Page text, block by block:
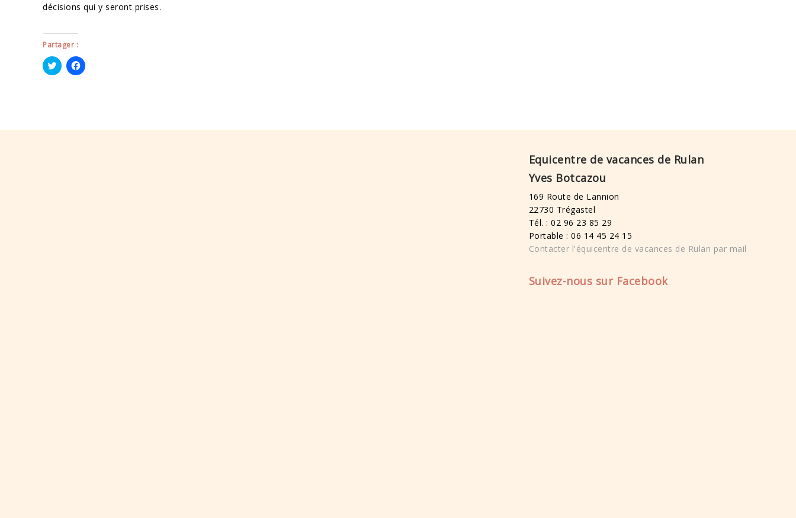
décisions qui y seront prises.
Partager :
Cliquez
nouvelle
Cliquez
nouvelle
Equicentre de vacances de Rulan
Yves Botcazou
169 Route de Lannion
22730 Trégastel
Tél. : 02 96 23 85 29
Portable : 06 14 45 24 15
Contacter l'équicentre de vacances de Rulan par mail
Suivez-nous sur Facebook